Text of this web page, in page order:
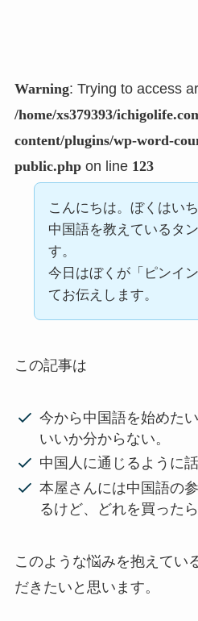
Warning: Trying to access
/home/xs379393/
content/plugins/wp-word-
public.phpon line 123
こんにちは。ぼくはい
中国語を教えているタ
す。
今日はぼくが「ピンイ
てお伝えします。
この記事は
今から中国語を始めた
いいか分からない。
中国人に通じるように
本屋さんには中国語の
るけど、どれを買った
このような悩みを抱えてい
だきたいと思います。